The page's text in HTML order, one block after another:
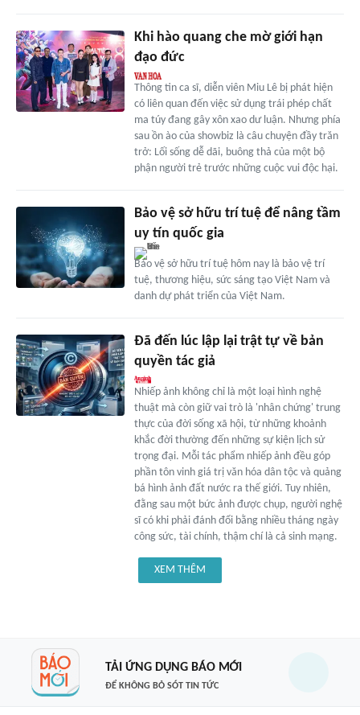
Khi hào quang che mờ giới hạn
đạo đức
Thông tin ca sĩ, diễn viên Miu Lê bị phát hiện
có liên quan đến việc sử dụng trái phép chất
ma túy đang gây xôn xao dư luận. Nhưng phía
sau ồn ào của showbiz là câu chuyện đầy trăn
trở: Lối sống dễ dãi, buông thả của một bộ
phận người trẻ trước những cuộc vui độc hại.
Bảo vệ sở hữu trí tuệ để nâng tầm
uy tín quốc gia
Bảo vệ sở hữu trí tuệ hôm nay là bảo vệ trí
tuệ, thương hiệu, sức sáng tạo Việt Nam và
danh dự phát triển của Việt Nam.
Đã đến lúc lập lại trật tự về bản
quyền tác giả
Nhiếp ảnh không chỉ là một loại hình nghệ
thuật mà còn giữ vai trò là 'nhân chứng' trung
thực của đời sống xã hội, từ những khoảnh
khắc đời thường đến những sự kiện lịch sử
trọng đại. Mỗi tác phẩm nhiếp ảnh đều góp
phần tôn vinh giá trị văn hóa dân tộc và quảng
bá hình ảnh đất nước ra thế giới. Tuy nhiên,
đằng sau một bức ảnh được chụp, người nghệ
sĩ có khi phải đánh đổi bằng nhiều tháng ngày
công sức, tài chính, thậm chí là cả sinh mạng.
XEM THÊM
TẢI ỨNG DỤNG BÁO MỚI
ĐỂ KHÔNG BỎ SÓT TIN TỨC